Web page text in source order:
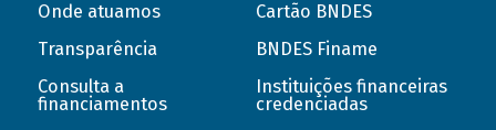
Onde atuamos
Transparência
Consulta a
financiamentos
Cartão BNDES
BNDES Finame
Instituições financeiras
credenciadas